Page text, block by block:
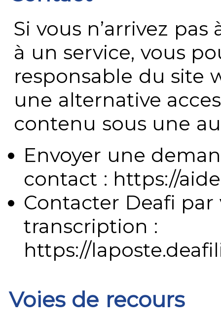
Si vous n’arrivez
à un service, vous
responsable du site
une alternative
contenu sous une
Envoyer une
contact : https://
Contacter Deafi
transcription :
https://
Voies de recours